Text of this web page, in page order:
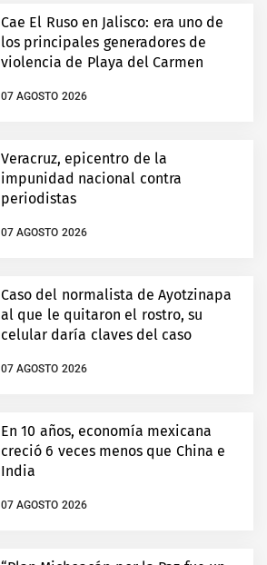
Cae El Ruso en Jalisco: era uno de
los principales generadores de
violencia de Playa del Carmen
07 AGOSTO 2026
Veracruz, epicentro de la
impunidad nacional contra
periodistas
07 AGOSTO 2026
Caso del normalista de Ayotzinapa
al que le quitaron el rostro, su
celular daría claves del caso
07 AGOSTO 2026
En 10 años, economía mexicana
creció 6 veces menos que China e
India
07 AGOSTO 2026